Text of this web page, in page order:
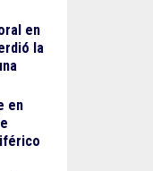
en
la
en